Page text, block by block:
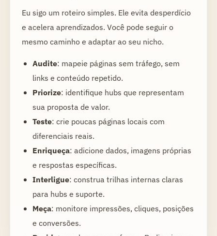
Eu sigo um roteiro simples. Ele evita desperdício
e acelera aprendizados. Você pode seguir o
mesmo caminho e adaptar ao seu nicho.
Audite: mapeie páginas sem tráfego, sem
links e conteúdo repetido.
Priorize: identifique hubs que representam
sua proposta de valor.
Teste: crie poucas páginas locais com
diferenciais reais.
Enriqueça: adicione dados, imagens próprias
e respostas específicas.
Interligue: construa trilhas internas claras
para hubs e suporte.
Meça: monitore impressões, cliques, posições
e conversões.